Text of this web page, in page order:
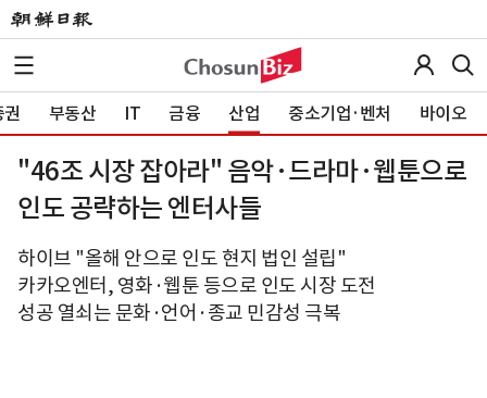
부동산 IT 금융 산업 중소기업·벤처 바이오
"46조 시장 잡아라" 음악·드라마·웹툰으로
인도 공략하는 엔터사들
하이브 "올해 안으로 인도 현지 법인 설립"
카카오엔터, 영화·웹툰 등으로 인도 시장 도전
성공 열쇠는 문화·언어·종교 민감성 극복